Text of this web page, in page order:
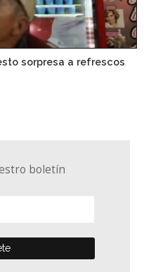
sorpresa a refrescos
boletín